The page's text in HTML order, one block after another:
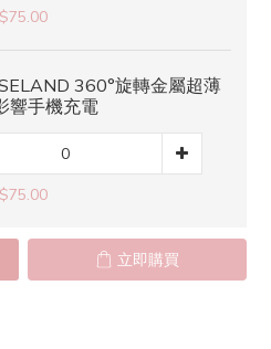
360°旋轉金屬超薄
響手機充電
立即購買